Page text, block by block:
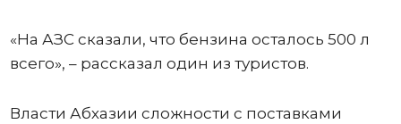
«На АЗС сказали, что бензина осталось 500 л
всего», – рассказал один из туристов.
Власти Абхазии сложности с поставками